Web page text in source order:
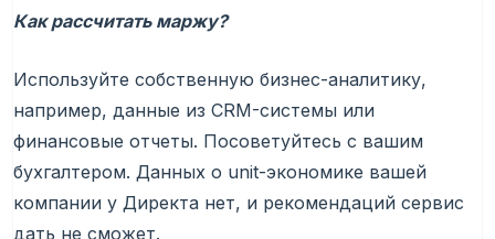
Как рассчитать маржу?
Используйте собственную бизнес-аналитику,
например, данные из CRM-системы или
финансовые отчеты. Посоветуйтесь с вашим
бухгалтером. Данных о unit-экономике вашей
компании у Директа нет, и рекомендаций сервис
дать не сможет.